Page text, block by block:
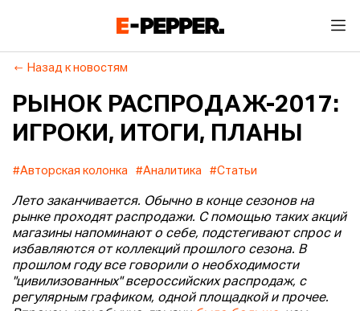
Назад к новостям
РЫНОК РАСПРОДАЖ-2017:
ИГРОКИ, ИТОГИ, ПЛАНЫ
#Авторская колонка #Аналитика #Статьи
Лето заканчивается. Обычно в конце сезонов на
рынке проходят распродажи. С помощью таких акций
магазины напоминают о себе, подстегивают спрос и
избавляются от коллекций прошлого сезона. В
прошлом году все говорили о необходимости
"цивилизованных" всероссийских распродаж, с
регулярным графиком, одной площадкой и прочее.